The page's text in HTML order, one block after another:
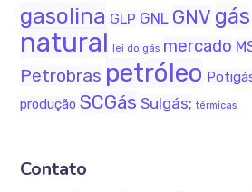
gasolina GLP GNL GNV gás
natural lei do gás mercado
Petrobras petróleo
produção SCGás Sulgás; térmicas
Contato